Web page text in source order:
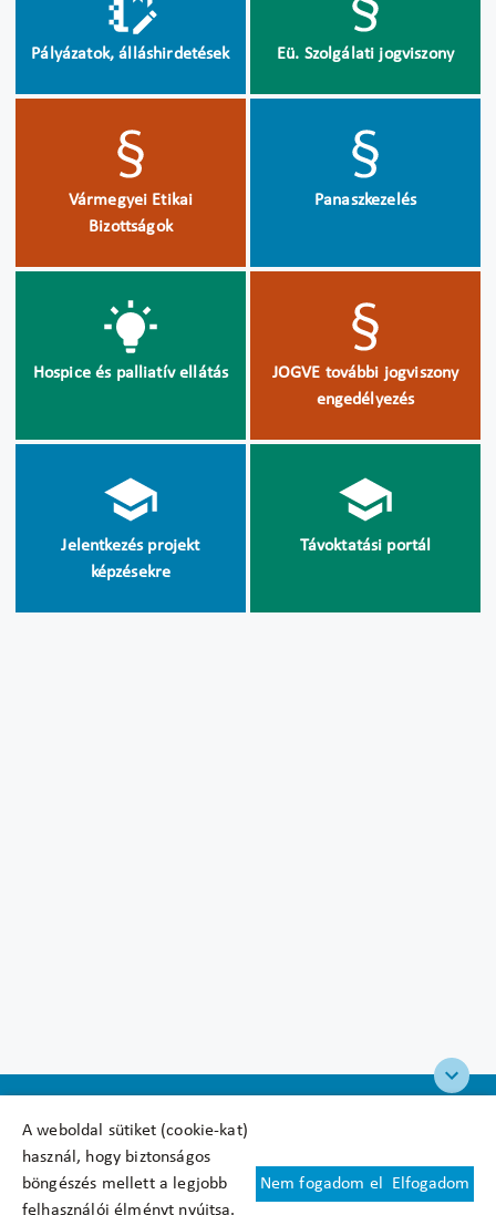
A weboldal sütiket (cookie-kat)
használ, hogy biztonságos
böngészés mellett a legjobb
felhasználói élményt nyújtsa.
Nem fogadom el Elfogadom
Pályázatok, álláshirdetések Eü. Szolgálati jogviszony
Vármegyei Etikai
Bizottságok
Panaszkezelés
Hospice és palliatív ellátás
JOGVE további jogviszony
engedélyezés
Jelentkezés projekt
képzésekre
Távoktatási portál
Felhasználási feltételek